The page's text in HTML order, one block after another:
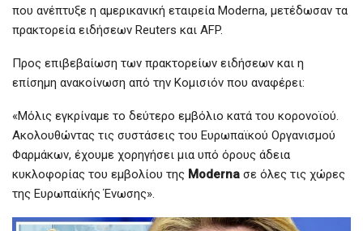
που ανέπτυξε η αμερικανική εταιρεία Moderna, μετέδωσαν τα
πρακτορεία ειδήσεων Reuters και AFP.
Προς επιβεβαίωση των πρακτορείων ειδήσεων και η
επίσημη ανακοίνωση από την Κομισιόν που αναφέρει:
«Μόλις εγκρίναμε το δεύτερο εμβόλιο κατά του κορονοϊού.
Ακολουθώντας τις συστάσεις του Ευρωπαϊκού Οργανισμού
Φαρμάκων, έχουμε χορηγήσει μια υπό όρους άδεια
κυκλοφορίας του εμβολίου της Moderna σε όλες τις χώρες
της Ευρωπαϊκής Ένωσης».